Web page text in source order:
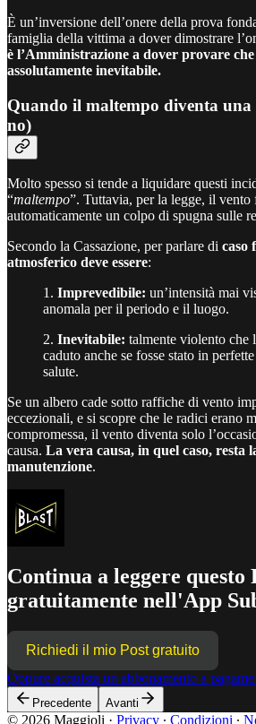
È un’inversione dell’onere della prova
famiglia della vittima a dover dimostrare
è l’Amministrazione a dover provare che
assolutamente inevitabile.
Quando il maltempo diventa una
no)
Molto spesso si tende a liquidare questi
“maltempo”. Tuttavia, per la legge, il vento
automaticamente un colpo di spugna sulle
Secondo la Cassazione, per parlare di caso
atmosferico deve essere:
1. Imprevedibile: un’intensità mai
anomala per il periodo e il luogo.
2. Inevitabile: talmente violento che
caduto anche se fosse stato in
salute.
Se un albero cade sotto raffiche di vento
eccezionali, e si scopre che le radici erano
compromessa, il vento diventa solo
causa. La vera causa, in quel caso, resta
manutenzione.
Continua a leggere questo
gratuitamente nell'App
Richiedi il mio Post gratuito
Oppure acquista un abbonamento a
Precedente Avanti
© 2026 Maggioli · Privacy ∙ Condizioni ∙